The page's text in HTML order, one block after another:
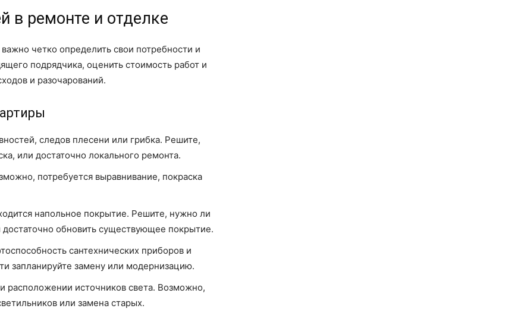
в ремонте и отделке
четко определить свои потребности и
подрядчика, оценить стоимость работ и
и разочарований.
следов плесени или грибка. Решите,
или достаточно локального ремонта.
потребуется выравнивание, покраска
напольное покрытие. Решите, нужно ли
достаточно обновить существующее покрытие.
сантехнических приборов и
запланируйте замену или модернизацию.
расположении источников света. Возможно,
или замена старых.